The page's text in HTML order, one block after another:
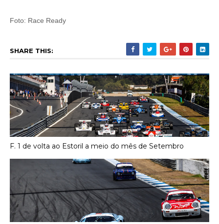
Foto: Race Ready
SHARE THIS:
F. 1 de volta ao Estoril a meio do mês de Setembro